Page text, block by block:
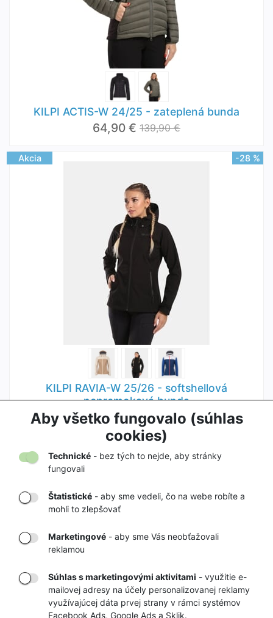
Aby všetko fungovalo (súhlas
cookies)
Technické - bez tých to nejde, aby stránky
fungovali
Štatistické - aby sme vedeli, čo na webe robíte a
mohli to zlepšovať
Marketingové - aby sme Vás neobťažovali
reklamou
Súhlas s marketingovými aktivitami - využitie e-
mailovej adresy na účely personalizovanej reklamy
využívajúcej dáta prvej strany v rámci systémov
Facebook Ads, Google Ads a Sklik.
KILPI ACTIS-W 24/25 - zateplená bunda
64,90 € 139,90 €
Akcia -28 %
KILPI RAVIA-W 25/26 - softshellová
nepremokavá bunda
64,90 € 89,90 €
DORUČENIE
TOVARU AŽ K
VÁM DOMOV
OBCHOD
RÝCHLE
GARANCIA